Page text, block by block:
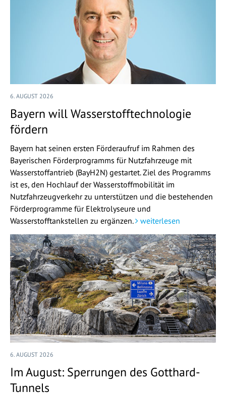
6. AUGUST 2026
Bayern will Wasserstofftechnologie
fördern
Bayern hat seinen ersten Förderaufruf im Rahmen des
Bayerischen Förderprogramms für Nutzfahrzeuge mit
Wasserstoffantrieb (BayH2N) gestartet. Ziel des Programms
ist es, den Hochlauf der Wasserstoffmobilität im
Nutzfahrzeugverkehr zu unterstützen und die bestehenden
Förderprogramme für Elektrolyseure und
Wasserstofftankstellen zu ergänzen.
weiterlesen
6. AUGUST 2026
Im August: Sperrungen des Gotthard-
Tunnels